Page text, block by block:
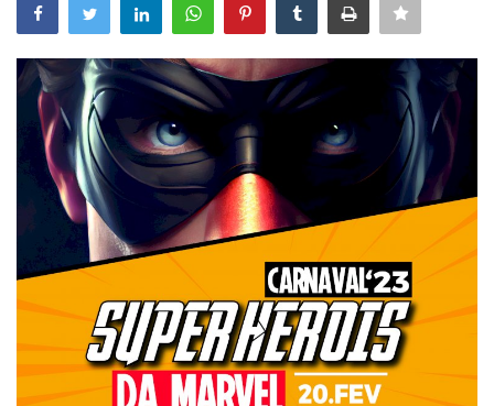
Sobre Nós
Educação
Estatuto Editorial
Saúde
Ficha técnica
Cultura